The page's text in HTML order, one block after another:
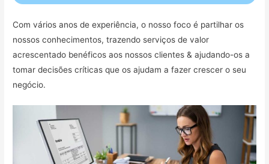
Com vários anos de experiência, o nosso foco é partilhar os
nossos conhecimentos, trazendo serviços de valor
acrescentado benéficos aos nossos clientes & ajudando-os a
tomar decisões críticas que os ajudam a fazer crescer o seu
negócio.